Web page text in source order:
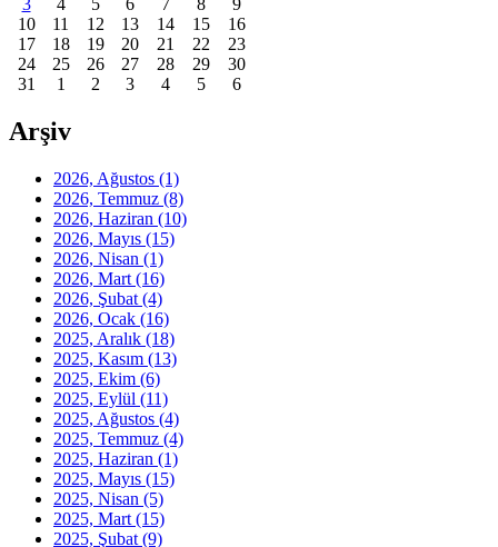
10
11 12 13 14 15
16
17
18 19 20 21 22
23
24
25 26 27 28 29
30
31
1 2 3 4 5 6
Arşiv
2026, Ağustos (1)
2026, Temmuz (8)
2026, Haziran (10)
2026, Mayıs (15)
2026, Nisan (1)
2026, Mart (16)
2026, Şubat (4)
2026, Ocak (16)
2025, Aralık (18)
2025, Kasım (13)
2025, Ekim (6)
2025, Eylül (11)
2025, Ağustos (4)
2025, Temmuz (4)
2025, Haziran (1)
2025, Mayıs (15)
2025, Nisan (5)
2025, Mart (15)
2025, Şubat (9)